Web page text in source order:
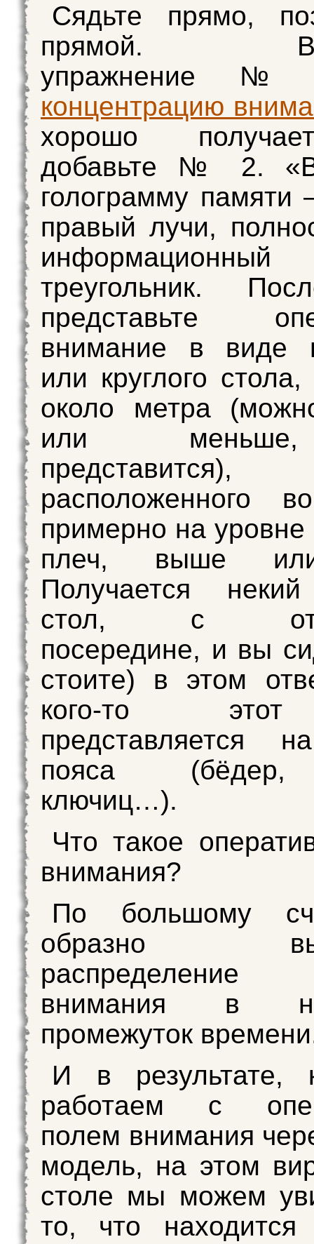
Сядьте прямо,
прямой.
упражнение
концентрацию
хорошо
добавьте № 2.
голограмму памяти
правый лучи,
информационный
треугольник.
представьте
внимание в виде
или круглого
около метра
или
представится),
расположенного
примерно на уровне
плеч, выше
Получается
стол, с
посередине, и вы
стоите) в этом
кого-то
представляется
пояса (бёдер,
ключиц…).
Что такое
внимания?
По большому
образно
внимания в
промежуток
И в результате,
работаем с
полем внимания
модель, на этом
столе мы можем
то, что